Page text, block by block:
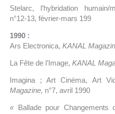
Stelarc, l’hybridation humain/
n°12-13, février-mars 199
1990 :
Ars Electronica, KANAL
La Fête de l’Image, KANAL
Imagina ; Art Cinéma, Art
Magazine, n°7, avril 1990
« Ballade pour